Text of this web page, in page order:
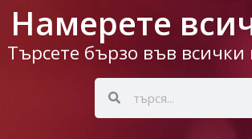
Намерете
Търсете бързо във